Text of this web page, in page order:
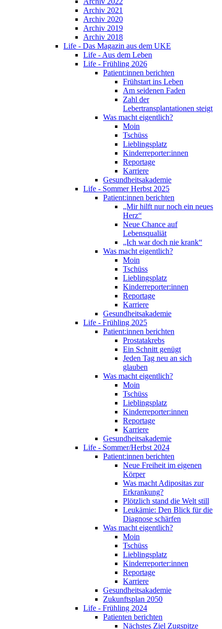
Archiv 2021
Archiv 2020
Archiv 2019
Archiv 2018
Life - Das Magazin aus dem UKE
Life - Aus dem Leben
Life - Frühling 2026
Patient:innen berichten
Frühstart ins Leben
Am seidenen Faden
Zahl der
Lebertransplantationen steigt
Was macht eigentlich?
Moin
Tschüss
Lieblingsplatz
Kinderreporter:innen
Reportage
Karriere
Gesundheitsakademie
Life - Sommer Herbst 2025
Patient:innen berichten
„Mir hilft nur noch ein neues
Herz“
Neue Chance auf
Lebensqualiät
„Ich war doch nie krank“
Was macht eigentlich?
Moin
Tschüss
Lieblingsplatz
Kinderreporter:innen
Reportage
Karriere
Gesundheitsakademie
Life - Frühling 2025
Patient:innen berichten
Prostatakrebs
Ein Schnitt genügt
Jeden Tag neu an sich
glauben
Was macht eigentlich?
Moin
Tschüss
Lieblingsplatz
Kinderreporter:innen
Reportage
Karriere
Gesundheitsakademie
Life - Sommer/Herbst 2024
Patient:innen berichten
Neue Freiheit im eigenen
Körper
Was macht Adipositas zur
Erkrankung?
Plötzlich stand die Welt still
Leukämie: Den Blick für die
Diagnose schärfen
Was macht eigentlich?
Moin
Tschüss
Lieblingsplatz
Kinderreporter:innen
Reportage
Karriere
Gesundheitsakademie
Zukunftsplan 2050
Life - Frühling 2024
Patienten berichten
Nächstes Ziel Zugspitze